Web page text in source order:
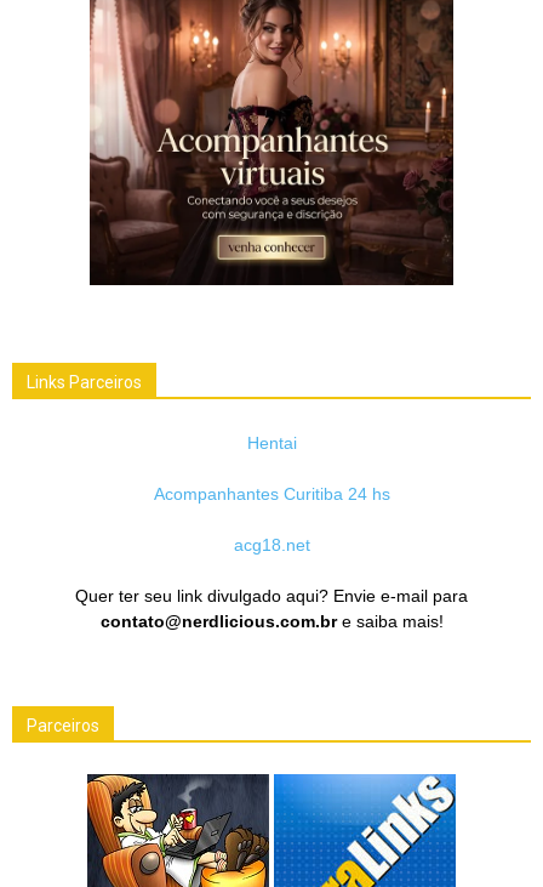
Links Parceiros
Hentai
Acompanhantes Curitiba 24 hs
acg18.net
Quer ter seu link divulgado aqui? Envie e-mail para
contato@nerdlicious.com.bre saiba mais!
Parceiros